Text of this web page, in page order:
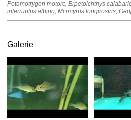
Potamotrygon motoro, Erpetoichthys
interruptus albino, Mormyrus longirostris,
Galerie